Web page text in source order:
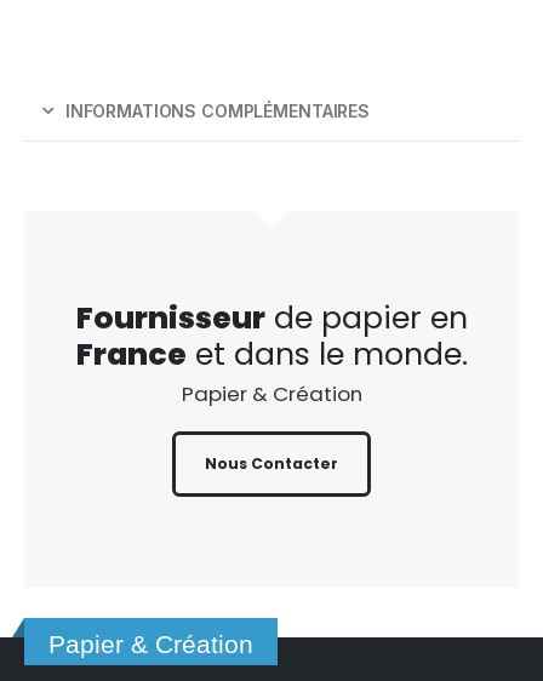
INFORMATIONS COMPLÉMENTAIRES
Fournisseurde papier en
France et dans le monde.
Papier & Création
Nous Contacter
Papier & Création